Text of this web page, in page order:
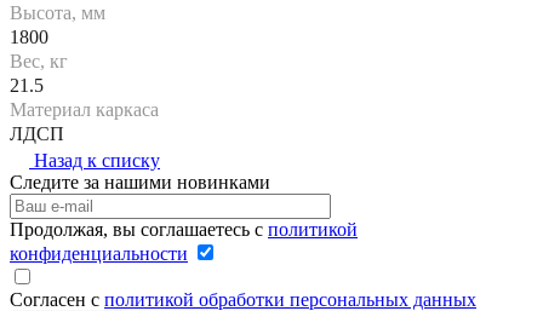
Высота, мм
1800
Вес, кг
21.5
Материал каркаса
ЛДСП
Назад к списку
Следите за нашими новинками
Продолжая, вы соглашаетесь с политикой
конфиденциальности
Согласен с политикой обработки персональных данных